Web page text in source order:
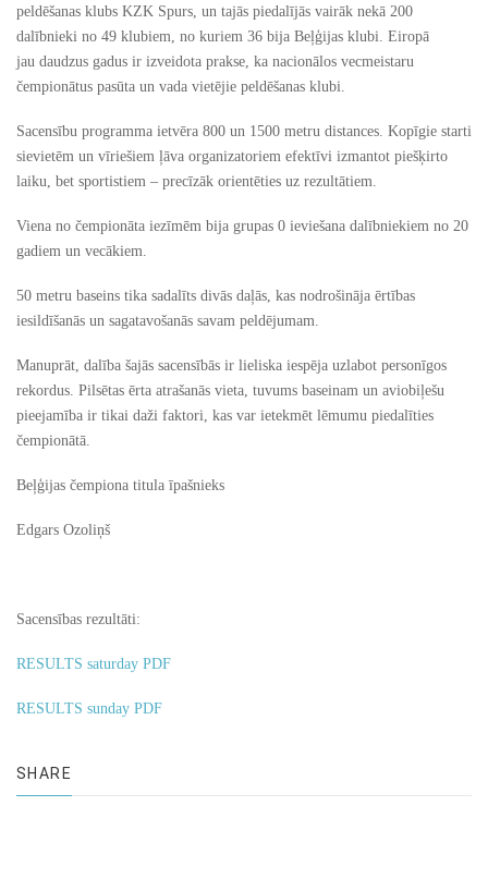
peldēšanas klubs KZK Spurs, un tajās piedalījās vairāk nekā 200
dalībnieki no 49 klubiem, no kuriem 36 bija Beļģijas klubi. Eiropā
jau daudzus gadus ir izveidota prakse, ka nacionālos vecmeistaru
čempionātus pasūta un vada vietējie peldēšanas klubi.
Sacensību programma ietvēra 800 un 1500 metru distances. Kopīgie starti
sievietēm un vīriešiem ļāva organizatoriem efektīvi izmantot piešķirto
laiku, bet sportistiem – precīzāk orientēties uz rezultātiem.
Viena no čempionāta iezīmēm bija grupas 0 ieviešana dalībniekiem no 20
gadiem un vecākiem.
50 metru baseins tika sadalīts divās daļās, kas nodrošināja ērtības
iesildīšanās un sagatavošanās savam peldējumam.
Manuprāt, dalība šajās sacensībās ir lieliska iespēja uzlabot personīgos
rekordus. Pilsētas ērta atrašanās vieta, tuvums baseinam un aviobiļešu
pieejamība ir tikai daži faktori, kas var ietekmēt lēmumu piedalīties
čempionātā.
Beļģijas čempiona titula īpašnieks
Edgars Ozoliņš
Sacensības rezultāti:
RESULTS saturday PDF
RESULTS sunday PDF
SHARE